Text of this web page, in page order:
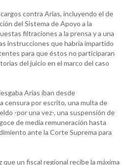
contra Arias, incluyendo el de
del Sistema de Apoyo a la
filtraciones a la prensa y a una
instrucciones que habría impartido
para que éstos no participaran
del juicio en el marco del caso
Arias iban desde
censura por escrito, una multa de
-por una vez-, una suspensión de
de media remuneración hasta
ante la Corte Suprema para
que un fiscal regional recibe la máxima